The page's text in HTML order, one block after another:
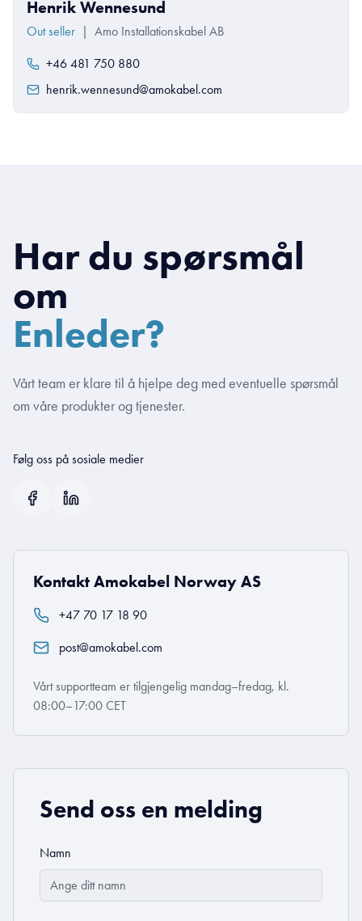
Henrik Wennesund
Out seller | Amo Installationskabel AB
+46 481 750 880
henrik.wennesund@amokabel.com
Har du spørsmål
om
Enleder?
Vårt team er klare til å hjelpe deg med eventuelle spørsmål
om våre produkter og tjenester.
Følg oss på sosiale medier
Kontakt Amokabel Norway AS
+47 70 17 18 90
post@amokabel.com
Vårt supportteam er tilgjengelig mandag–fredag, kl.
08:00–17:00 CET
Send oss en melding
Namn